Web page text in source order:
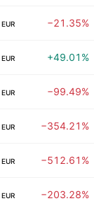
EUR −21.35%
EUR +49.01%
EUR −99.49%
EUR −354.21%
EUR −512.61%
EUR −203.28%